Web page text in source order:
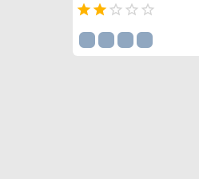
    